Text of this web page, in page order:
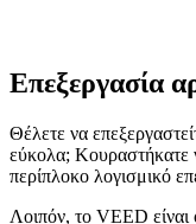
Επεξεργασία
Θέλετε να
εύκολα; Κουραστήκατε
περίπλοκο λογισμικό
Λοιπόν, το VEED